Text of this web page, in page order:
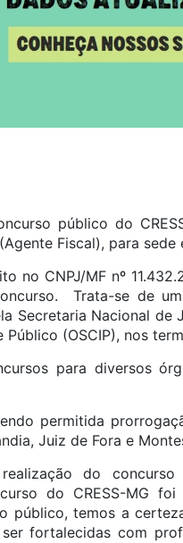
público do
Fiscal), para sede
no CNPJ/MF nº
Trata-se de
Secretaria Nacional de
(OSCIP), nos
para diversos
permitida
Juiz de Fora e
do
do CRESS-MG
público, temos a
fortalecidas com